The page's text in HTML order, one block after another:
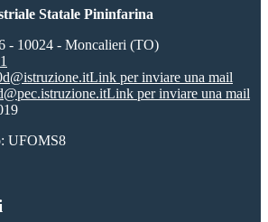
Statale Pininfarina
- 10024 - Moncalieri (TO)
Link per inviare una mail
Link per inviare una mail
UFOMS8